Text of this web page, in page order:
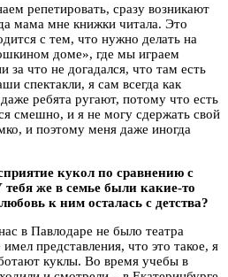
репетировать, сразу возникают
мама мне книжки читала. Это
с тем, что нужно делать на
доме», где мы играем
что не догадался, что там есть
спектакли, я сам всегда как
ребята ругают, потому что есть
смешно, и я не могу сдержать свой
и поэтому меня даже иногда
кукол по сравнению с
тебя же в семье были какие-то
к ним осталась с детства?
в Павлодаре не было театра
представления, что это такое, я
куклы. Во время учебы в